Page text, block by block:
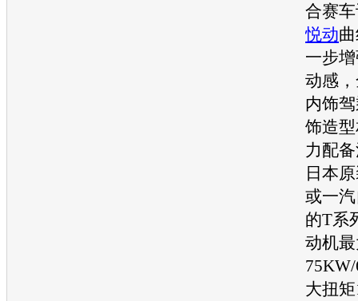
合赛
悦动
一步
动感
内饰
饰造
力配
日本
或一汽
的T系
动机
大扭矩